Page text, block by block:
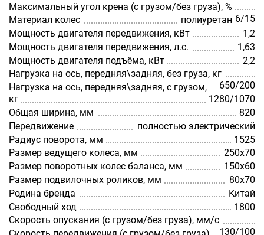
Максимальный угол крена (с грузом/без груза), %
6/15
Материал колес
полиуретан
Мощность двигателя передвижения, кВт
1,2
Мощность двигателя передвижения, л.с.
1,63
Мощность двигателя подъёма, кВт
2,2
Нагрузка на ось, передняя\задняя, без груза, кг
650/200
Нагрузка на ось, передняя\задняя, с грузом,
кг
1280/1070
Общая ширина, мм
820
Передвижение
полностью электрический
Радиус поворота, мм
1525
Размер ведущего колеса, мм
250х70
Размер поворотных колес баланса, мм
150х60
Размер подвилочных роликов, мм
80х70
Родина бренда
Китай
Свободный ход
1800
Скорость опускания (с грузом/без груза), мм/с
130/100